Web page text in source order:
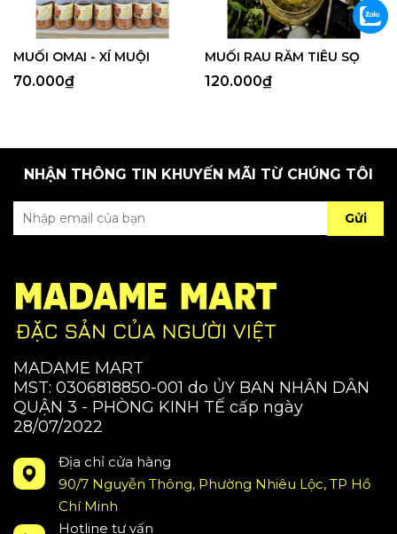
MUỐI OMAI - XÍ MUỘI
70.000₫
MUỐI RAU RĂM TIÊU SỌ
120.000₫
NHẬN THÔNG TIN KHUYẾN MÃI TỪ CHÚNG TÔI
Gửi
MADAME MART
MST: 0306818850-001 do ỦY BAN NHÂN DÂN
QUẬN 3 - PHÒNG KINH TẾ cấp ngày
28/07/2022
Địa chỉ cửa hàng
90/7 Nguyễn Thông, Phường Nhiêu Lộc, TP Hồ
Chí Minh
Hotline tư vấn